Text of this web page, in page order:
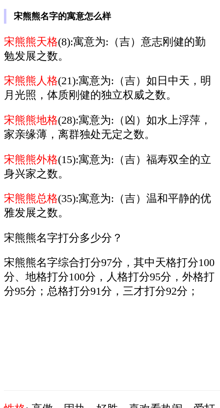
宋熊熊名字的寓意怎么样
宋熊熊天格(8):寓意为:（吉）意志刚健的勤
勉发展之数。
宋熊熊人格(21):寓意为:（吉）如日中天，明
月光照，体质刚健的独立权威之数。
宋熊熊地格(28):寓意为:（凶）如水上浮萍，
家亲缘薄，离群独处无定之数。
宋熊熊外格(15):寓意为:（吉）福寿双全的立
身兴家之数。
宋熊熊总格(35):寓意为:（吉）温和平静的优
雅发展之数。
宋熊熊名字打分多少分？
宋熊熊名字综合打分97分，其中天格打分100
分、地格打分100分，人格打分95分，外格打
分95分；总格打分91分，三才打分92分；